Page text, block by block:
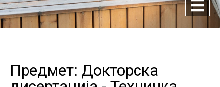
Предмет: Докторска